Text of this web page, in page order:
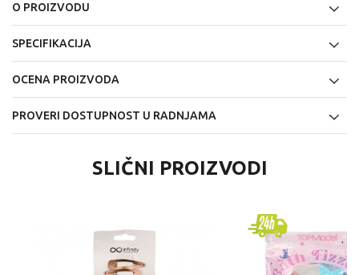
O PROIZVODU
SPECIFIKACIJA
OCENA PROIZVODA
PROVERI DOSTUPNOST U RADNJAMA
SLIČNI PROIZVODI